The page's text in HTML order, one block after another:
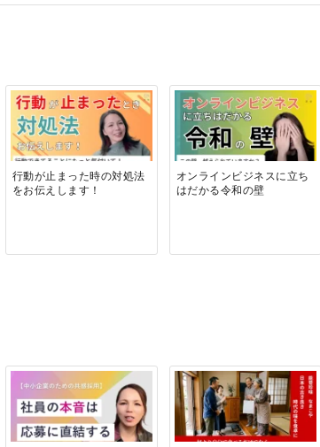
行動が止まった時の対処法
をお伝えします！
オンラインビジネスに立ち
はだかる令和の壁